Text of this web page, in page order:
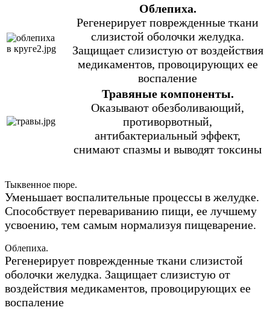
Облепиха.
Регенерирует поврежденные ткани
слизистой оболочки желудка.
Защищает слизистую от воздействия
медикаментов, провоцирующих ее
воспаление
Травяные компоненты.
Оказывают обезболивающий,
противорвотный,
антибактериальный эффект,
снимают спазмы и выводят токсины
Тыквенное пюре.
Уменьшает воспалительные процессы в желудке.
Способствует перевариванию пищи, ее лучшему
усвоению, тем самым нормализуя пищеварение.
Облепиха.
Регенерирует поврежденные ткани слизистой
оболочки желудка. Защищает слизистую от
воздействия медикаментов, провоцирующих ее
воспаление